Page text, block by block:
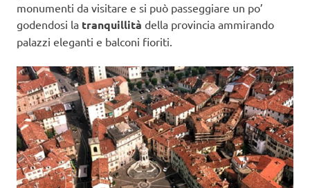
monumenti da visitare e si può passeggiare un po’
godendosi la tranquillità della provincia ammirando
palazzi eleganti e balconi fioriti.